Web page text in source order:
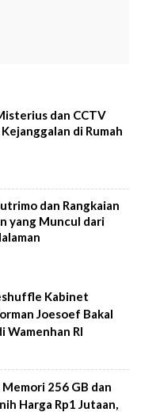
dan CCTV
di Rumah
dan Rangkaian
yang Muncul dari
Kabinet
Joesoef Bakal
Wamenhan RI
Memori 256 GB dan
Harga Rp1 Jutaan,